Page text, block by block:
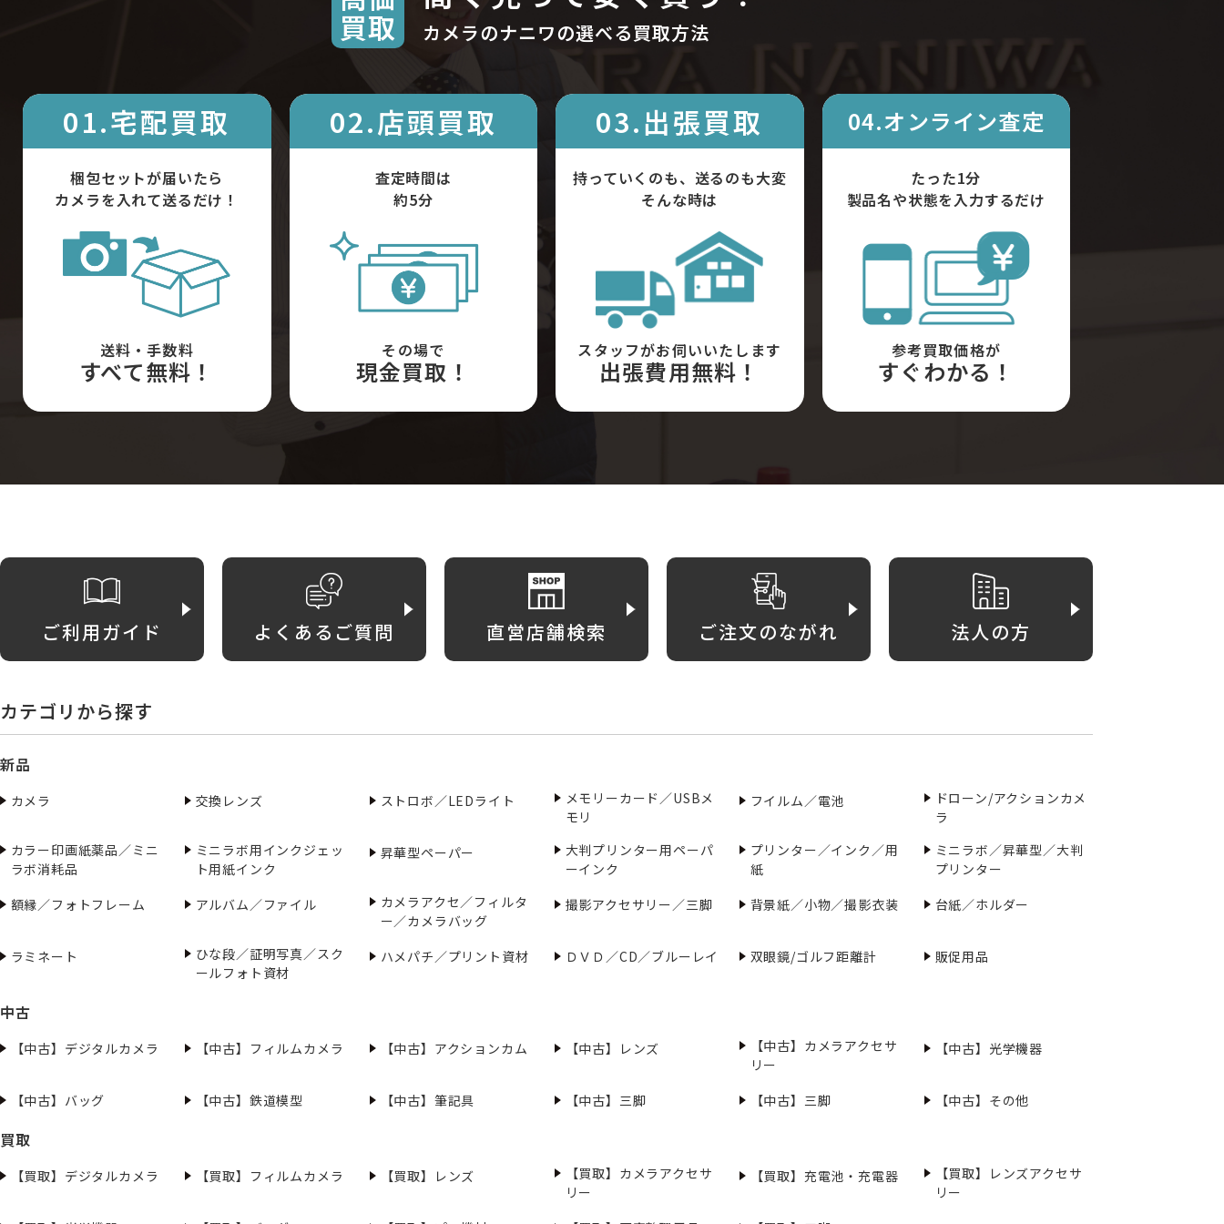
買取 カメラのナニワの選べる買取方法
01.宅配買取
梱包セットが届いたら
カメラを入れて送るだけ！
送料・手数料
すべて無料！
02.店頭買取
査定時間は
約5分
その場で
現金買取！
03.出張買取
持っていくのも、送るのも大変
そんな時は
スタッフがお伺いいたします
出張費用無料！
04.オンライン査定
たった1分
製品名や状態を入力するだけ
参考買取価格が
すぐわかる！
ご利用ガイド よくあるご質問 直営店舗検索 ご注文のながれ 法人の方
カテゴリから探す
新品
カメラ 交換レンズ ストロボ／LEDライト
メモリーカード／USBメ
モリ
フイルム／電池
ドローン/アクションカメ
ラ
カラー印画紙薬品／ミニ
ラボ消耗品
ミニラボ用インクジェッ
ト用紙インク
昇華型ペーパー
大判プリンター用ペーパ
ーインク
プリンター／インク／用
紙
ミニラボ／昇華型／大判
プリンター
額縁／フォトフレーム
アルバム／ファイル
カメラアクセ／フィルタ
ー／カメラバッグ
撮影アクセサリー／三脚 背景紙／小物／撮影衣装 台紙／ホルダー
ラミネート
ひな段／証明写真／スク
ールフォト資材
ハメパチ／プリント資材 ＤＶＤ／CD／ブルーレイ 双眼鏡/ゴルフ距離計 販促用品
中古
【中古】デジタルカメラ 【中古】フィルムカメラ 【中古】アクションカム 【中古】レンズ
【中古】カメラアクセサ
リー
【中古】光学機器
【中古】バッグ 【中古】鉄道模型 【中古】筆記具 【中古】三脚 【中古】三脚 【中古】その他
買取
【買取】デジタルカメラ 【買取】フィルムカメラ 【買取】レンズ
【買取】カメラアクセサ
リー
【買取】充電池・充電器
【買取】レンズアクセサ
リー